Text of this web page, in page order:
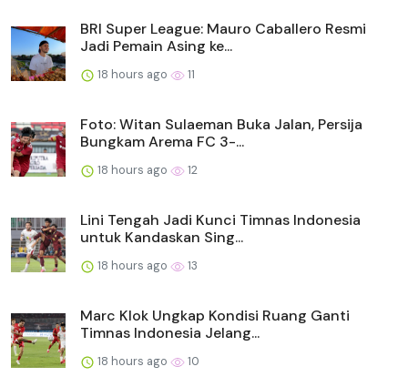
BRI Super League: Mauro Caballero Resmi
Jadi Pemain Asing ke...
18 hours ago 11
Foto: Witan Sulaeman Buka Jalan, Persija
Bungkam Arema FC 3-...
18 hours ago 12
Lini Tengah Jadi Kunci Timnas Indonesia
untuk Kandaskan Sing...
18 hours ago 13
Marc Klok Ungkap Kondisi Ruang Ganti
Timnas Indonesia Jelang...
18 hours ago 10